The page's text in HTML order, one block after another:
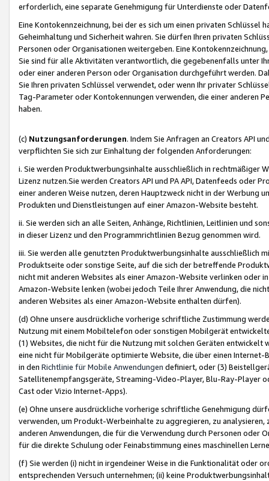
erforderlich, eine separate Genehmigung für Unterdienste oder
Eine Kontokennzeichnung, bei der es sich um einen privaten
Geheimhaltung und Sicherheit wahren. Sie dürfen Ihren privaten
Personen oder Organisationen weitergeben. Eine
Sie sind für alle Aktivitäten verantwortlich, die gegebenenfalls unter
oder einer anderen Person oder Organisation durchgeführt werden.
Sie Ihren privaten Schlüssel verwendet, oder wenn Ihr privater
Tag-Parameter oder Kontokennungen verwenden, die einer anderen
haben.
(c) Nutzungsanforderungen. Indem Sie Anfragen an Creators API
verpflichten Sie sich zur Einhaltung der folgenden Anforderungen:
i. Sie werden Produktwerbungsinhalte ausschließlich in rechtmäßiger
Lizenz nutzen.Sie werden Creators API und PA API, Datenfeeds oder
einer anderen Weise nutzen, deren Hauptzweck nicht in der Werbung
Produkten und Dienstleistungen auf einer Amazon-Website besteht.
ii. Sie werden sich an alle Seiten, Anhänge, Richtlinien, Leitlinien und
in dieser Lizenz und den Programmrichtlinien Bezug genommen wird.
iii. Sie werden alle genutzten Produktwerbungsinhalte ausschließlich
Produktseite oder sonstige Seite, auf die sich der betreffende
nicht mit anderen Websites als einer Amazon-Website verlinken oder
Amazon-Website lenken (wobei jedoch Teile Ihrer Anwendung, die
anderen Websites als einer Amazon-Website enthalten dürfen).
(d) Ohne unsere ausdrückliche vorherige schriftliche Zustimmung
Nutzung mit einem Mobiltelefon oder sonstigen Mobilgerät
(1) Websites, die nicht für die Nutzung mit solchen Geräten
eine nicht für Mobilgeräte optimierte Website, die über einen
in den Richtlinie für Mobile Anwendungen definiert, oder (3)
Satellitenempfangsgeräte, Streaming-Video-Player, Blu-Ray-Player
Cast oder Vizio Internet-Apps).
(e) Ohne unsere ausdrückliche vorherige schriftliche Genehmigung
verwenden, um Produkt-Werbeinhalte zu aggregieren, zu
anderen Anwendungen, die für die Verwendung durch Personen
für die direkte Schulung oder Feinabstimmung eines maschinellen
(f) Sie werden (i) nicht in irgendeiner Weise in die Funktionalität oder
entsprechenden Versuch unternehmen; (ii) keine